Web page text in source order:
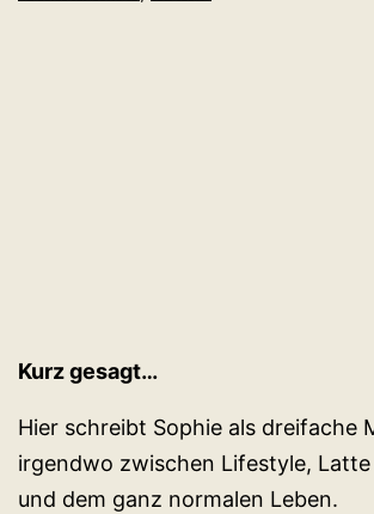
Kurz gesagt…
Hier schreibt Sophie als dreifache
irgendwo zwischen Lifestyle,
und dem ganz normalen Leben.